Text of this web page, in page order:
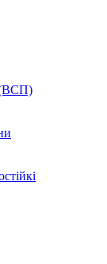
(ВСП)